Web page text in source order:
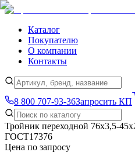
Каталог
Покупателю
О компании
Контакты
8 800 707-93-36Запросить КП
Тройник переходной 76х3,5-
ГОСТ17376
Цена по запросу